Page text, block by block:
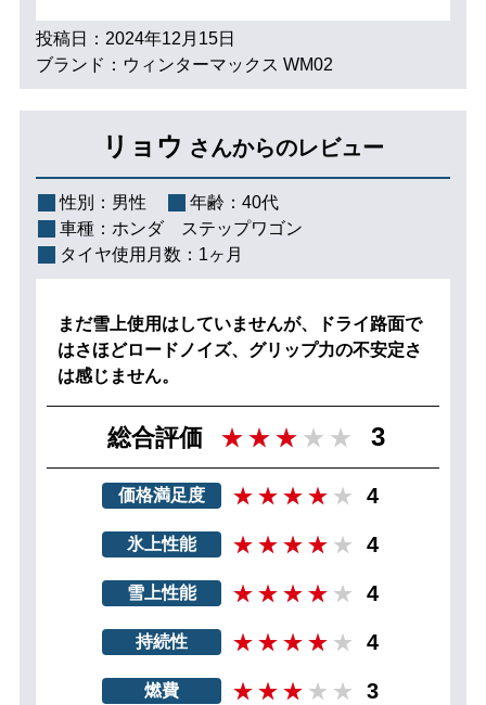
投稿日：2024年12月15日
ブランド：ウィンターマックス WM02
リョウ さんからのレビュー
性別： 男性 年齢： 40代
車種： ホンダ ステップワゴン
タイヤ使用月数： 1ヶ月
まだ雪上使用はしていませんが、ドライ路面で
はさほどロードノイズ、グリップ力の不安定さ
は感じません。
総合評価 3
価格満足度 4
氷上性能 4
雪上性能 4
持続性 4
燃費 3